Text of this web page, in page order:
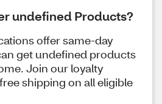
undefined Products?
offer same-day
get undefined products
Join our loyalty
shipping on all eligible